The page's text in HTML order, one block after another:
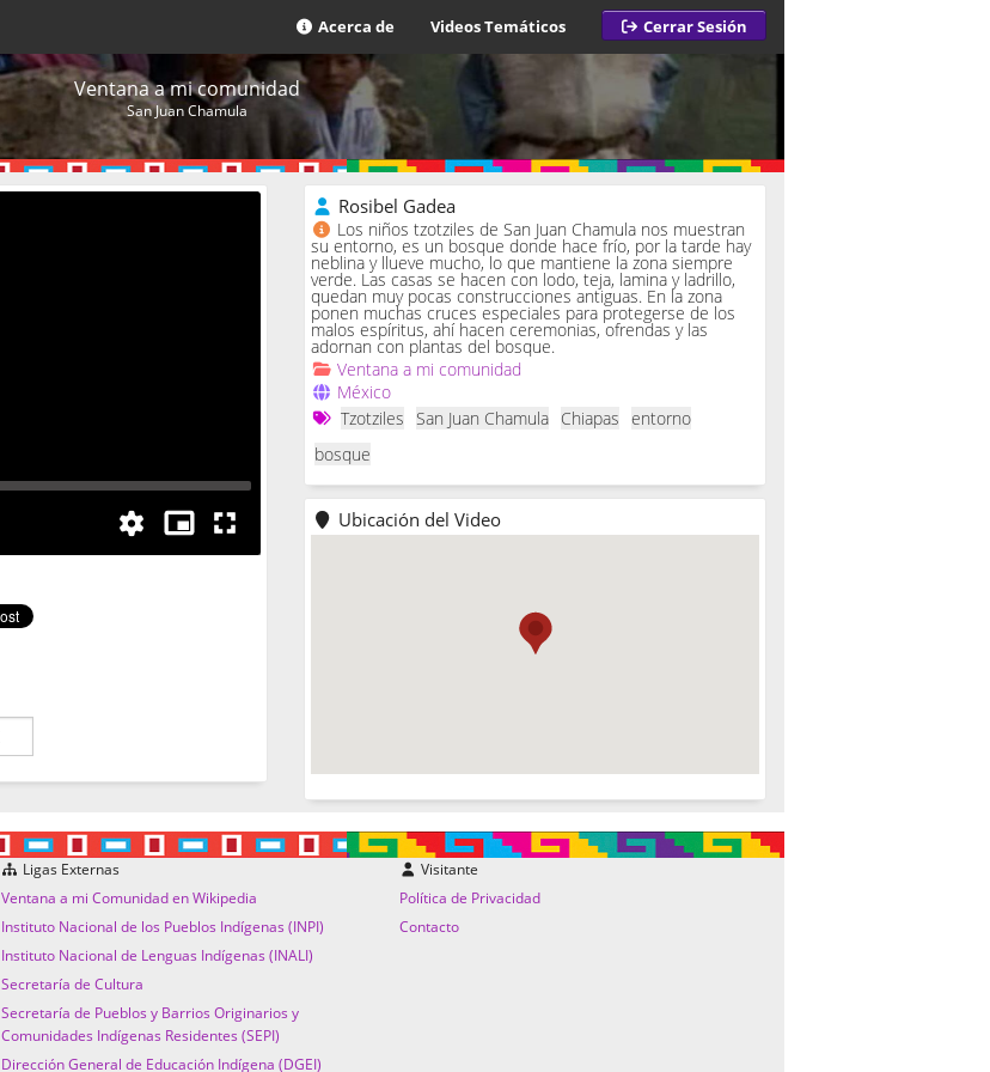
Acerca de Videos Temáticos Cerrar Sesión
Ventana a mi comunidad
San Juan Chamula
Rosibel Gadea
Los niños tzotziles de San Juan Chamula nos muestran
su entorno, es un bosque donde hace frío, por la tarde hay
neblina y llueve mucho, lo que mantiene la zona siempre
verde. Las casas se hacen con lodo, teja, lamina y ladrillo,
quedan muy pocas construcciones antiguas. En la zona
ponen muchas cruces especiales para protegerse de los
malos espíritus, ahí hacen ceremonias, ofrendas y las
adornan con plantas del bosque.
Ventana a mi comunidad
México
Tzotziles San Juan Chamula Chiapas entorno
bosque
Ubicación del Video
Ligas Externas
Ventana a mi Comunidad en Wikipedia
Instituto Nacional de los Pueblos Indígenas (INPI)
Instituto Nacional de Lenguas Indígenas (INALI)
Secretaría de Cultura
Secretaría de Pueblos y Barrios Originarios y
Comunidades Indígenas Residentes (SEPI)
Dirección General de Educación Indígena (DGEI)
Visitante
Política de Privacidad
Contacto